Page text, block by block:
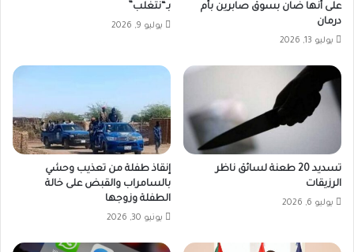
على أنها ضان بسوق صابرين بأم
درمان
يوليو 13, 2026
بـ“نتغّلب”
يوليو 9, 2026
تسديد 20 طعنة لسائق ناظر
الرزيقات
يوليو 6, 2026
إنقاذ طفلة من تعذيب وحشي
بالسامراب والقبض على خالة
الطفلة وزوجها
يونيو 30, 2026